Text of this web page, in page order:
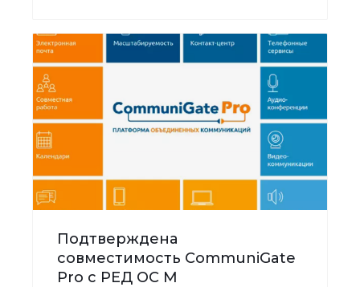
Подтверждена
совместимость CommuniGate
Pro с РЕД ОС М